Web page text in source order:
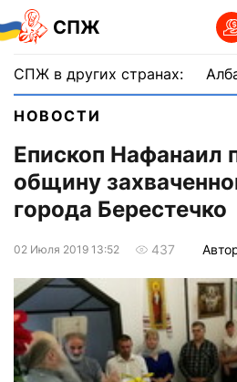
СПЖ
СПЖ в других странах:
НОВОСТИ
Епископ Нафанаил
общину
города Берестечко
02 Июля 2019 13:52 437